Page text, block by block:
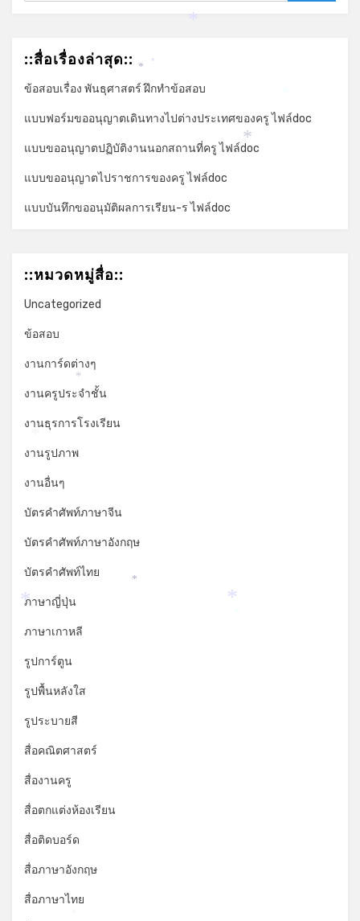
::สื่อเรื่องล่าสุด::
ข้อสอบเรื่อง พันธุศาสตร์ ฝึกทำข้อสอบ
แบบฟอร์มขออนุญาตเดินทางไปต่างประเทศของครู ไฟล์doc
แบบขออนุญาตปฏิบัติงานนอกสถานที่ครู ไฟล์doc
แบบขออนุญาตไปราชการของครู ไฟล์doc
แบบบันทึกขออนุมัติผลการเรียน-ร ไฟล์doc
::หมวดหมู่สื่อ::
Uncategorized
ข้อสอบ
งานการ์ดต่างๆ
งานครูประจำชั้น
งานธุรการโรงเรียน
งานรูปภาพ
งานอื่นๆ
บัตรคำศัพท์ภาษาจีน
บัตรคำศัพท์ภาษาอังกฤษ
บัตรคำศัพท์ไทย
ภาษาญี่ปุ่น
ภาษาเกาหลี
รูปการ์ตูน
รูปพื้นหลังใส
รูประบายสี
สื่อคณิตศาสตร์
สื่องานครู
สื่อตกแต่งห้องเรียน
สื่อติดบอร์ด
สื่อภาษาอังกฤษ
สื่อภาษาไทย
*
*